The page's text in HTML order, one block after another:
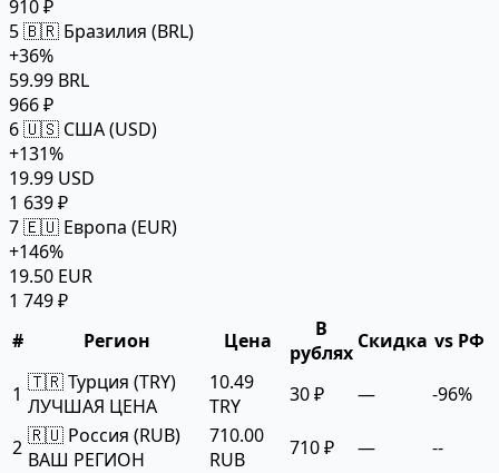
910 ₽
5🇧🇷 Бразилия (BRL)
+36%
59.99 BRL
966 ₽
6🇺🇸 США (USD)
+131%
19.99 USD
1 639 ₽
7🇪🇺 Европа (EUR)
+146%
19.50 EUR
1 749 ₽
#
Регион Цена
В
рублях Скидка vs РФ
1 🇹🇷 Турция (TRY)
ЛУЧШАЯ ЦЕНА
10.49
TRY
30 ₽ — -96%
2 🇷🇺 Россия (RUB)
ВАШ РЕГИОН
710.00
RUB
710 ₽ — --